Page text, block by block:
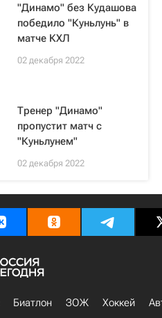
"Динамо" без Кудашова
победило "Куньлунь" в
матче КХЛ
02 декабря 2022
Тренер "Динамо"
пропустит матч с
"Куньлунем"
02 декабря 2022
Биатлон ЗОЖ Хоккей